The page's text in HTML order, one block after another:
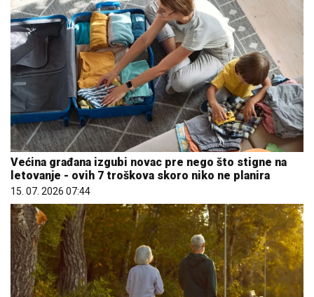
Većina građana izgubi novac pre nego što stigne na
letovanje - ovih 7 troškova skoro niko ne planira
15. 07. 2026 07:44